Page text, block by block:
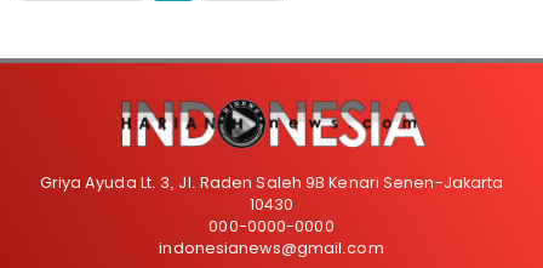
Griya Ayuda Lt. 3, Jl. Raden Saleh 9B Kenari Senen-Jakarta
10430
000-0000-0000
indonesianews@gmail.com